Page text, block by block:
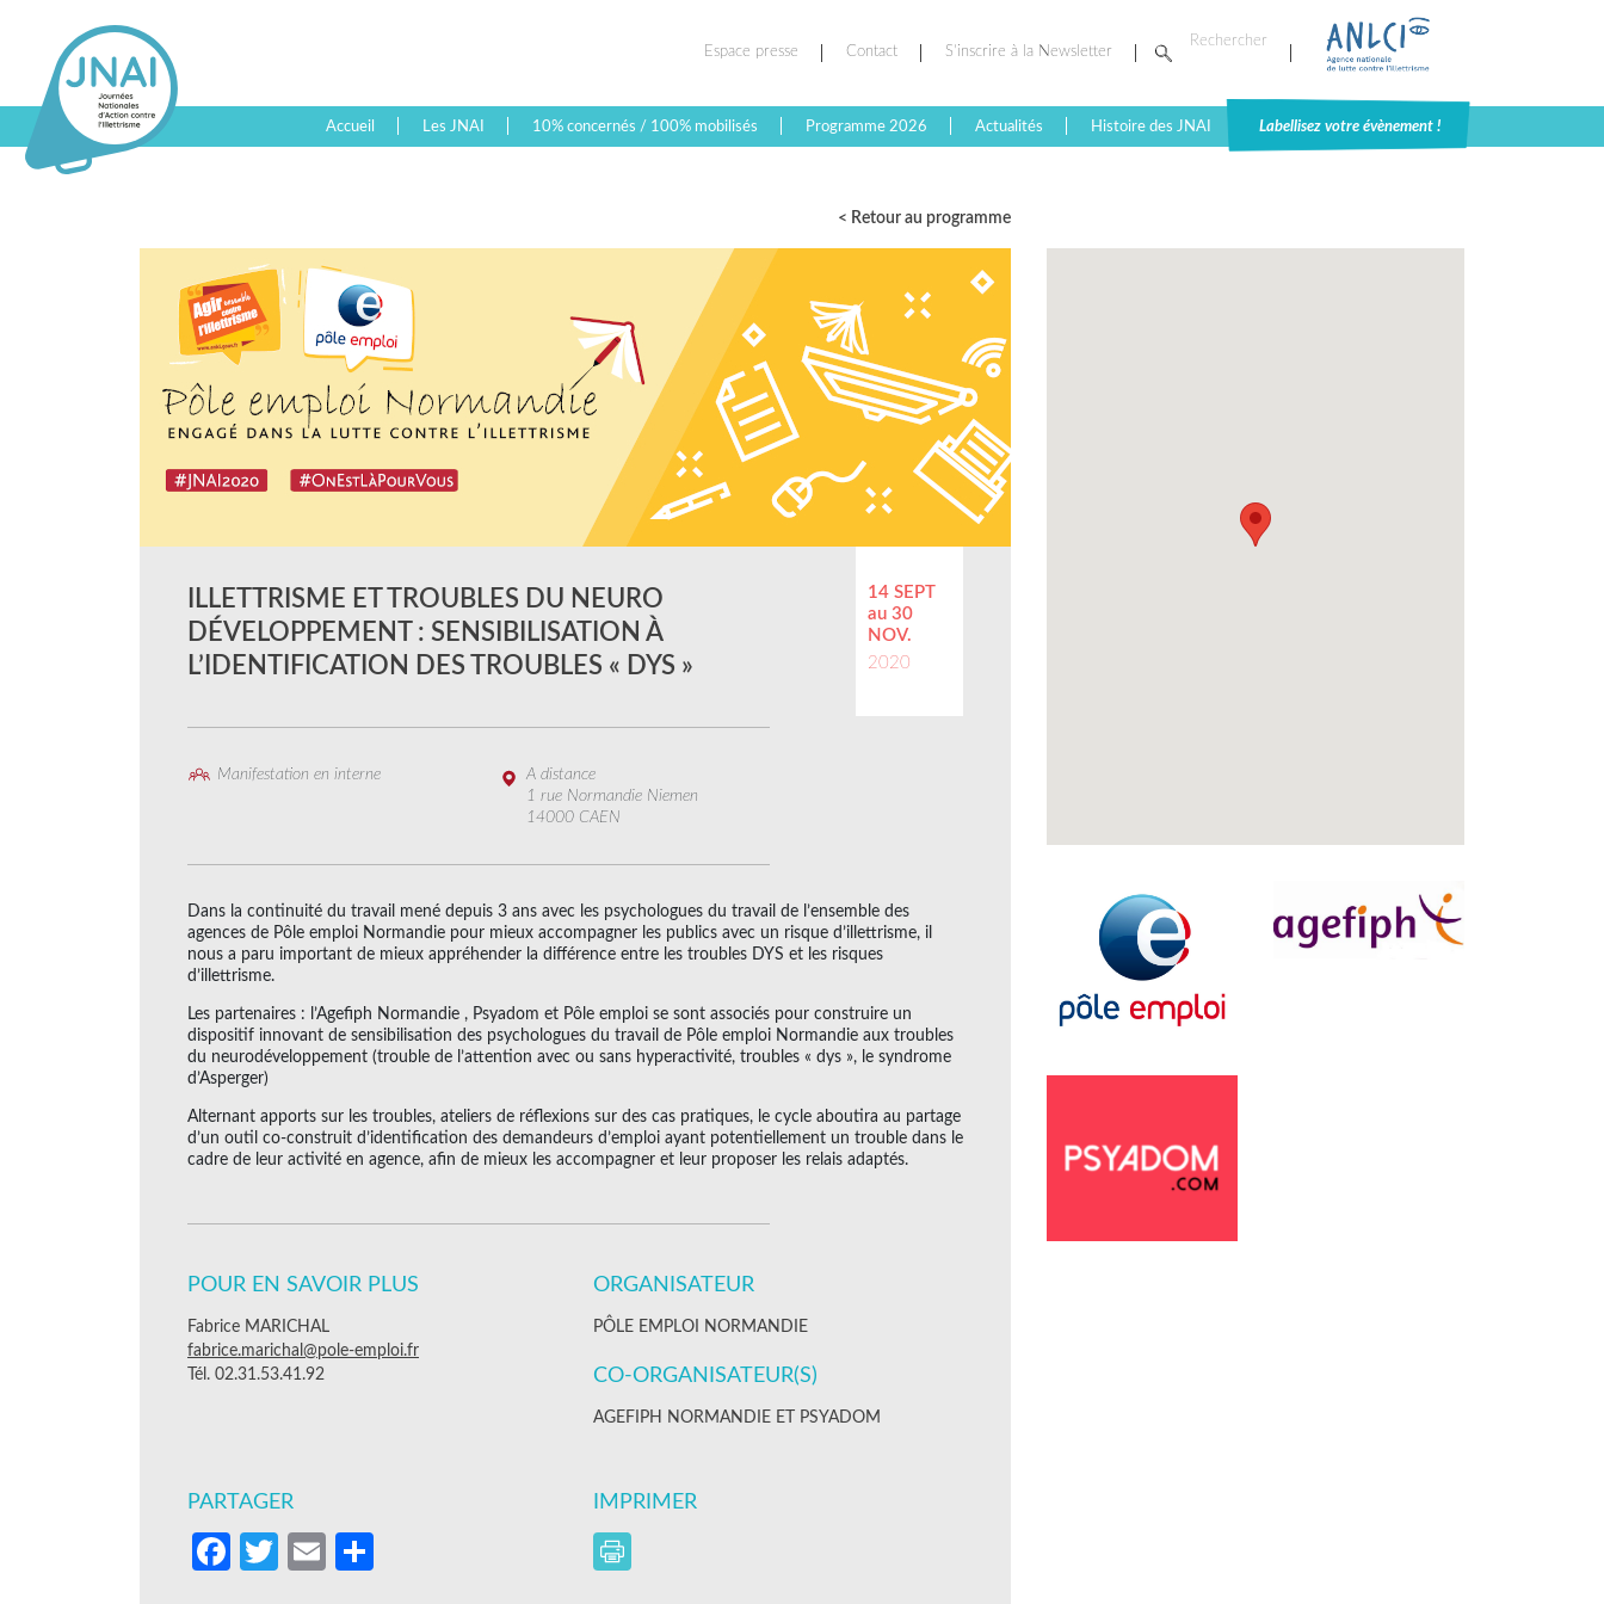
Espace presse Contact S’inscrire à la Newsletter
Accueil Les JNAI 10% concernés / 100% mobilisés Programme 2026 Actualités Histoire des JNAI Labellisez votre évènement !
< Retour au programme
14 SEPT
au 30
NOV.
2020
ILLETTRISME ET TROUBLES DU NEURO
DÉVELOPPEMENT : SENSIBILISATION À
L’IDENTIFICATION DES TROUBLES « DYS »
Manifestation en interne
A distance
1 rue Normandie Niemen
14000 CAEN
Dans la continuité du travail mené depuis 3 ans avec les psychologues du travail de l’ensemble des
agences de Pôle emploi Normandie pour mieux accompagner les publics avec un risque d’illettrisme, il
nous a paru important de mieux appréhender la différence entre les troubles DYS et les risques
d’illettrisme.
Les partenaires : l’Agefiph Normandie , Psyadom et Pôle emploi se sont associés pour construire un
dispositif innovant de sensibilisation des psychologues du travail de Pôle emploi Normandie aux troubles
du neurodéveloppement (trouble de l’attention avec ou sans hyperactivité, troubles « dys », le syndrome
d’Asperger)
Alternant apports sur les troubles, ateliers de réflexions sur des cas pratiques, le cycle aboutira au partage
d’un outil co-construit d’identification des demandeurs d’emploi ayant potentiellement un trouble dans le
cadre de leur activité en agence, afin de mieux les accompagner et leur proposer les relais adaptés.
POUR EN SAVOIR PLUS
Fabrice MARICHAL
fabrice.marichal@pole-emploi.fr
Tél. 02.31.53.41.92
ORGANISATEUR
PÔLE EMPLOI NORMANDIE
CO-ORGANISATEUR(S)
AGEFIPH NORMANDIE ET PSYADOM
PARTAGER
Facebook
Twitter
Email
IMPRIMER